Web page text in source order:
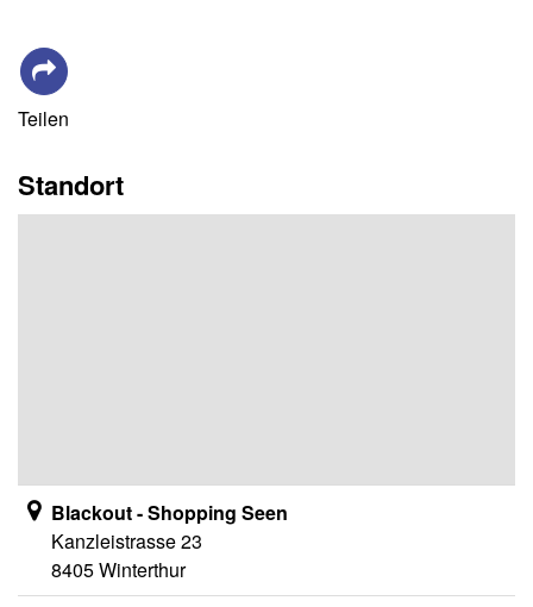
Teilen
Standort
Blackout - Shopping Seen
Kanzleistrasse 23
8405 Winterthur